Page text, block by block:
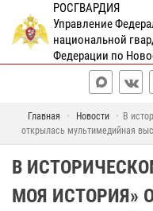
РОСГВАРДИЯ
Управление
национальной
Федерации по
Главная Новости
В
открылась мультимедийная
В
МОЯ ИСТОРИЯ»